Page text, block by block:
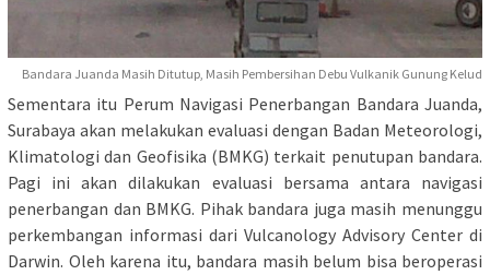
Bandara Juanda Masih Ditutup, Masih Pembersihan Debu Vulkanik Gunung Kelud
Sementara itu Perum Navigasi Penerbangan Bandara Juanda,
Surabaya akan melakukan evaluasi dengan Badan Meteorologi,
Klimatologi dan Geofisika (BMKG) terkait penutupan bandara.
Pagi ini akan dilakukan evaluasi bersama antara navigasi
penerbangan dan BMKG. Pihak bandara juga masih menunggu
perkembangan informasi dari Vulcanology Advisory Center di
Darwin. Oleh karena itu, bandara masih belum bisa beroperasi